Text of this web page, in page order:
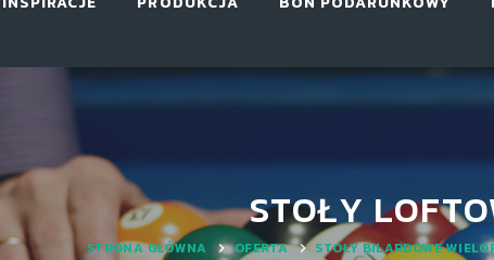
STOŁY
STRONA GŁÓWNA OFERTA STOŁY BILARDOWE